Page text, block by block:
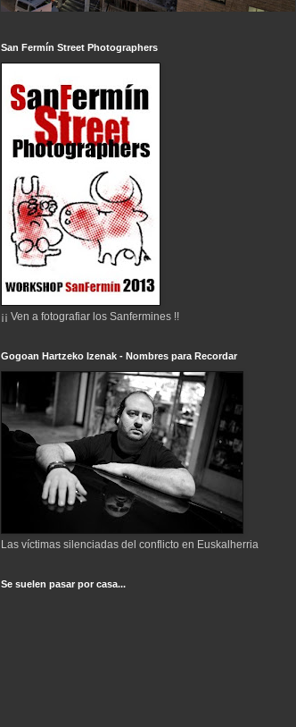
San Fermín Street Photographers
¡¡ Ven a fotografiar los Sanfermines !!
Gogoan Hartzeko Izenak - Nombres para Recordar
Las víctimas silenciadas del conflicto en Euskalherria
Se suelen pasar por casa...